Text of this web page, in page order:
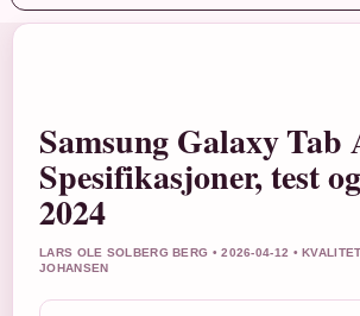
Samsung Galaxy Tab
Spesifikasjoner, test
2024
LARS OLE SOLBERG BERG • 2026-04-12 •
JOHANSEN